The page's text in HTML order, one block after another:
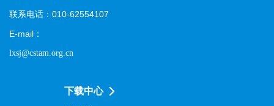
联系电话：010-62554107
E-mail：
lxsj@cstam.org.cn
下载中心